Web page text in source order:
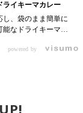
ライキーマカレー
し、袋のまま簡単に
能なドライキーマカ
ューにアレンジも可
powered by